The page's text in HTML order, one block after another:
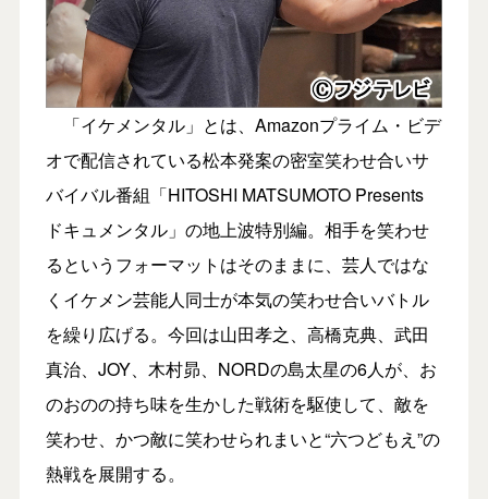
「イケメンタル」とは、Amazonプライム・ビデ
オで配信されている松本発案の密室笑わせ合いサ
バイバル番組「HITOSHI MATSUMOTO Presents
ドキュメンタル」の地上波特別編。相手を笑わせ
るというフォーマットはそのままに、芸人ではな
くイケメン芸能人同士が本気の笑わせ合いバトル
を繰り広げる。今回は山田孝之、高橋克典、武田
真治、JOY、木村昴、NORDの島太星の6人が、お
のおのの持ち味を生かした戦術を駆使して、敵を
笑わせ、かつ敵に笑わせられまいと“六つどもえ”の
熱戦を展開する。